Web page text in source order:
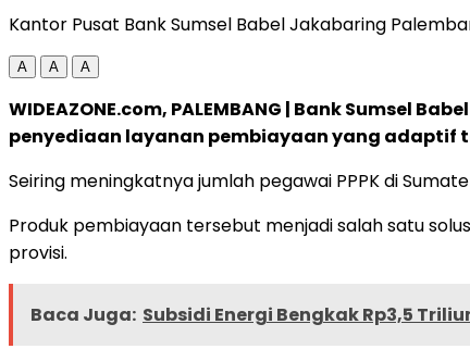
Kantor Pusat Bank Sumsel Babel Jakabaring
A A A
WIDEAZONE.com, PALEMBANG | Bank
penyediaan layanan pembiayaan yang adaptif
Seiring meningkatnya jumlah pegawai PPPK di
Produk pembiayaan tersebut menjadi salah satu
provisi.
Baca Juga: Subsidi Energi Bengkak Rp3,5